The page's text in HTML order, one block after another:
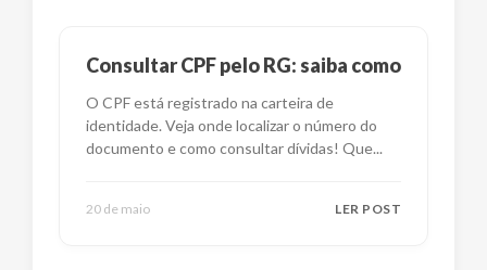
Consultar CPF pelo RG: saiba como
O CPF está registrado na carteira de
identidade. Veja onde localizar o número do
documento e como consultar dívidas! Que...
20 de maio LER POST